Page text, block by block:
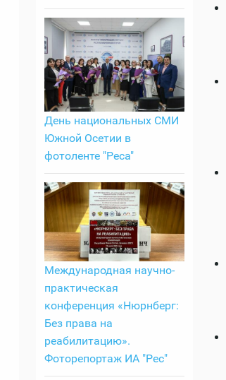
День национальных СМИ
Южной Осетии в
фотоленте "Реса"
Международная научно-
практическая
конференция «Нюрнберг:
Без права на
реабилитацию».
Фоторепортаж ИА "Рес"